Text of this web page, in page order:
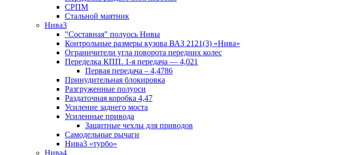
СРПМ
Стальной маятник
Нива3
"Составная" полуось Нивы
Контрольные размеры кузова ВАЗ 2121(3) «Нива»
Ограничители угла поворота передних колес
Переделка КПП. 1-я передача — 4,021
Первая передача – 4,4786
Принудительная блокировка
Разгруженные полуоси
Раздаточная коробка 4,47
Усиление заднего моста
Усиленные привода
Защитные чехлы для приводов
Самодельные рычаги
Нива3 «турбо»
Нива4